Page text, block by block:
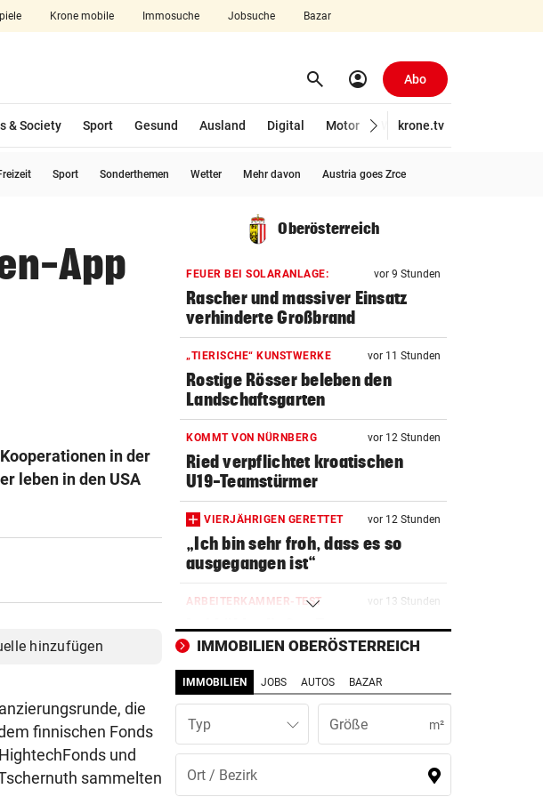
Krone mobile Immosuche Jobsuche Bazar
aufklappen search Suchen
account_circle Abo
& Society Sport Gesund Ausland Digital Motor Wirtschaft
krone.tv
Sport Sonderthemen Wetter Mehr davon Austria goes Zrce
App
in der
leben in den USA
hinzufügen
die
finnischen Fonds
und
sammelten
Oberösterreich
FEUER BEI SOLARANLAGE: vor 9 Stunden
Rascher und massiver Einsatz
verhinderte Großbrand
„TIERISCHE“ KUNSTWERKE vor 11 Stunden
Rostige Rösser beleben den
Landschaftsgarten
KOMMT VON NÜRNBERG vor 12 Stunden
Ried verpflichtet kroatischen
U19-Teamstürmer
VIERJÄHRIGEN GERETTET vor 12 Stunden
„Ich bin sehr froh, dass es so
ausgegangen ist“
ARBEITERKAMMER-TEST vor 13 Stunden
Luftkühler ließen Temperatur
sogar noch steigen
16-JÄHRIGER ATTACKIERT vor 14 Stunden
Mordversuch vor Heim: „Mogli
hatte Riesenglück“
vor 15 Stunden
IMMOBILIEN OBERÖSTERREICH
IMMOBILIEN JOBS AUTOS BAZAR
Typ m²